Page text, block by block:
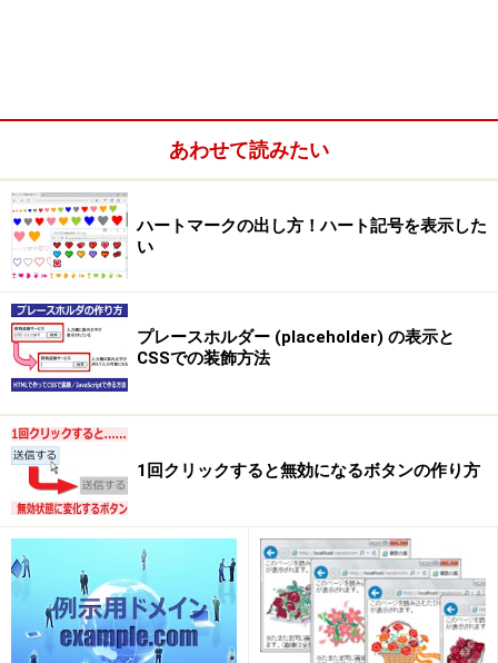
HTMLで作るリスト(箇条書き)を、CSSでメニューの形などに
装飾する方法
そこで今回は、デフォルトでは(箇条書きの形で)縦方向
に並べられてしまう「ul要素とli要素とで作るリスト」
を、
(2) 「横一杯に広がるメニューバー」の形
の2通りに装飾する、CSSソースの書き方をご紹介致しま
す。
あわせて読みたい
ハートマークの出し方！ハート記号を表示した
い
プレースホルダー (placeholder) の表示と
CSSでの装飾方法
1回クリックすると無効になるボタンの作り方